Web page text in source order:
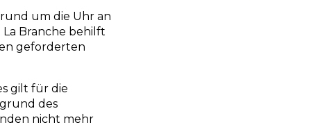
um die Uhr an
Branche behilft
geforderten
gilt für die
des
nicht mehr